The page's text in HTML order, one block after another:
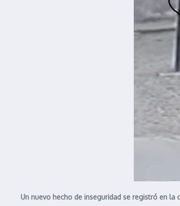
Un nuevo hecho de inseguridad se registró en